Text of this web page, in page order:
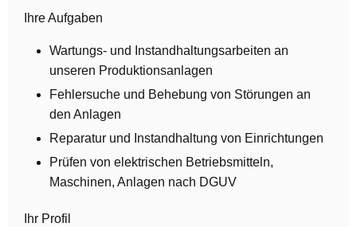
Ihre Aufgaben
Wartungs- und Instandhaltungsarbeiten an
unseren Produktionsanlagen
Fehlersuche und Behebung von Störungen an
den Anlagen
Reparatur und Instandhaltung von Einrichtungen
Prüfen von elektrischen Betriebsmitteln,
Maschinen, Anlagen nach DGUV
Ihr Profil